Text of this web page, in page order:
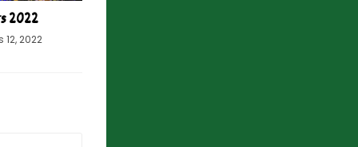
2022
12, 2022